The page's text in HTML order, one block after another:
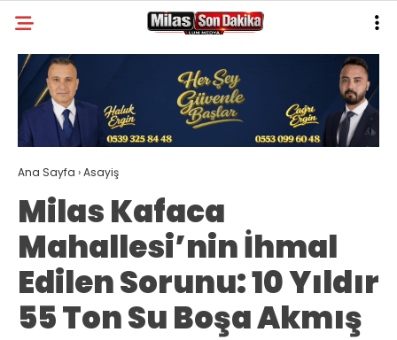
20.3
GALERİ YAZARLAR
MILAS
MUĞLA’DAN
ASAYIŞ
GÜNDEM
EKONOMI
SPOR
Ana Sayfa ›Asayiş
Milas Kafaca
Mahallesi’nin İhmal
Edilen Sorunu: 10 Yıldır
55 Ton Su Boşa Akmış